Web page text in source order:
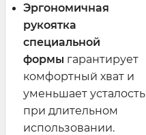
Эргономичная
рукоятка
специальной
формы гарантирует
комфортный хват и
уменьшает усталость
при длительном
использовании.